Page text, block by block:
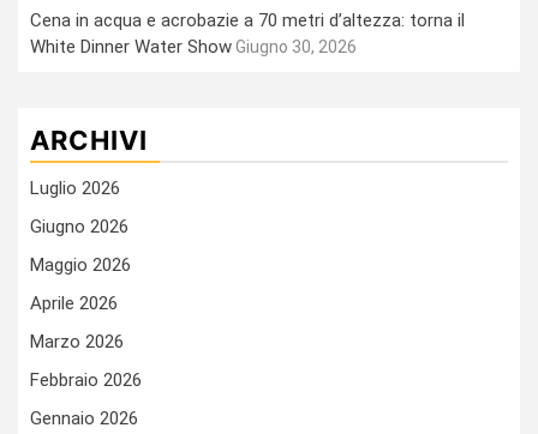
Cena in acqua e acrobazie a 70 metri d’altezza: torna il
White Dinner Water ShowGiugno 30, 2026
ARCHIVI
Luglio 2026
Giugno 2026
Maggio 2026
Aprile 2026
Marzo 2026
Febbraio 2026
Gennaio 2026